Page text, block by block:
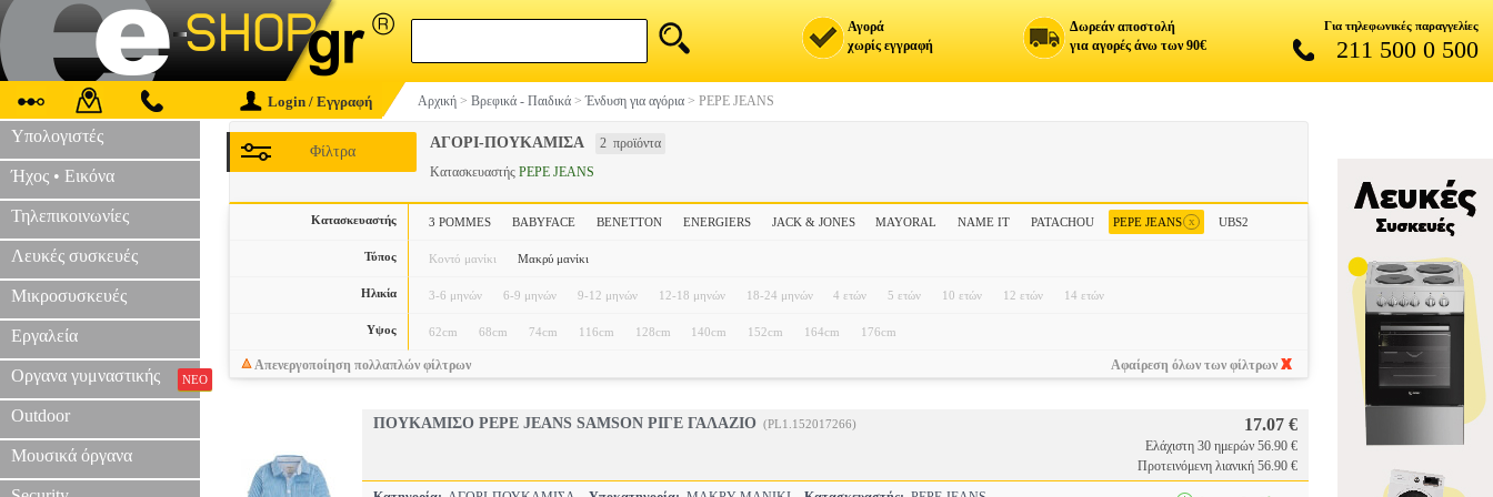
Αγορά
χωρίς εγγραφή
Δωρεάν αποστολή
για αγορές άνω των 90€
Για τηλεφωνικές παραγγελίες
211 500 0 500
Login / Εγγραφή Αρχική > Βρεφικά - Παιδικά >Ένδυση για αγόρια > PEPE JEANS
Υπολογιστές
Ήχος • Εικόνα
Τηλεπικοινωνίες
Λευκές συσκευές
Μικροσυσκευές
Εργαλεία
Οργανα γυμναστικής ΝΕΟ
Outdoor
Μουσικά όργανα
ΑΓΟΡΙ-ΠΟΥΚΑΜΙΣΑ 2 προϊόντα
Φίλτρα
Κατασκευαστής PEPE JEANS
Κατασκευαστής 3 POMMES BABYFACE BENETTON ENERGIERS JACK & JONES MAYORAL NAME IT PATACHOU PEPE JEANS x UBS2
Τύπος Κοντό μανίκι Μακρύ μανίκι
Ηλικία 3-6 μηνών 6-9 μηνών 9-12 μηνών 12-18 μηνών 18-24 μηνών 4 ετών 5 ετών 10 ετών 12 ετών 14 ετών
Υψος 62cm 68cm 74cm 116cm 128cm 140cm 152cm 164cm 176cm
Απενεργοποίηση πολλαπλών φίλτρων Αφαίρεση όλων των φίλτρων
ΠΟΥΚΑΜΙΣΟ PEPE JEANS SAMSON ΡΙΓΕ ΓΑΛΑΖΙΟ (PL1.152017266) 17.07 €
Ελάχιστη 30 ημερών 56.90 €
Προτεινόμενη λιανική 56.90 €